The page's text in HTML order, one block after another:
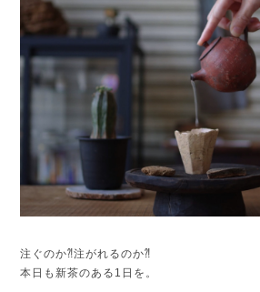
注ぐのか⁈注がれるのか⁈
本日も新茶のある1日を。